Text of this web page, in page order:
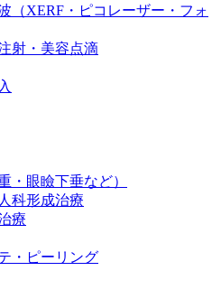
（XERF・ピコレーザー・フォ
射・美容点滴
・眼瞼下垂など）
科形成治療
療
・ピーリング